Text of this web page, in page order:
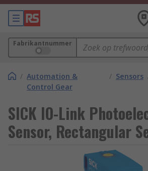
Fabrikantnummer
/ Automation &
Control Gear
/ Sensors
SICK IO-Link
Sensor, Rectangular